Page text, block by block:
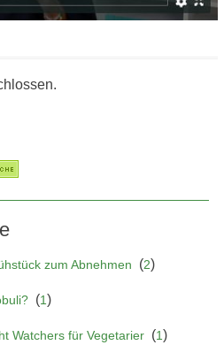
zum Abnehmen (2)
(1)
Watchers für Vegetarier (1)